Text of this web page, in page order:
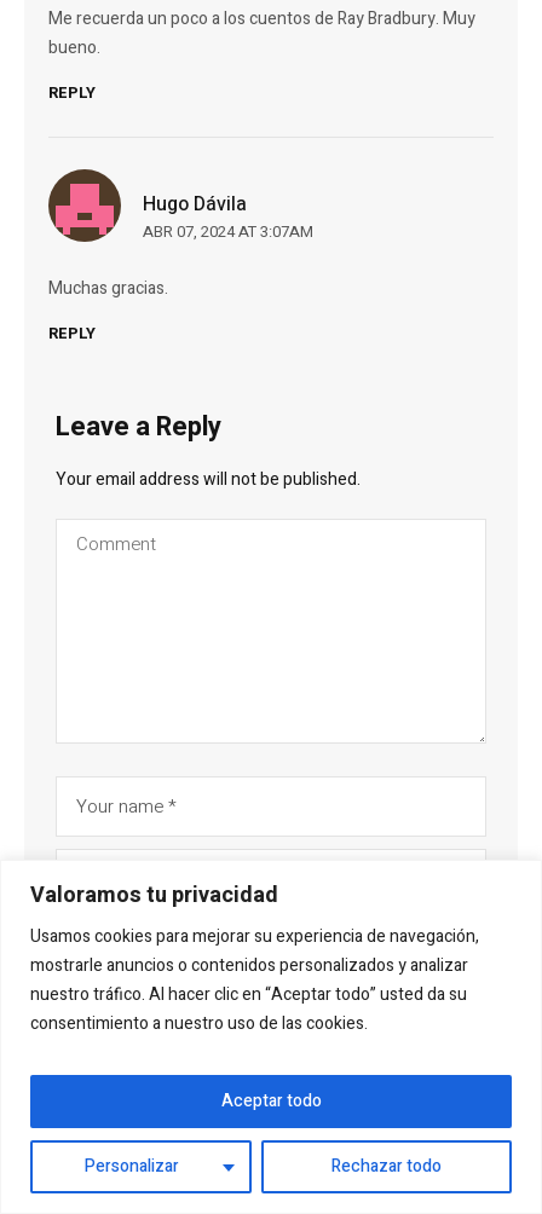
Valoramos tu privacidad
Usamos cookies para mejorar su experiencia de navegación,
mostrarle anuncios o contenidos personalizados y analizar
nuestro tráfico. Al hacer clic en “Aceptar todo” usted da su
consentimiento a nuestro uso de las cookies.
Personalizar Rechazar todo
Aceptar todo
Me recuerda un poco a los cuentos de Ray Bradbury. Muy
bueno.
REPLY
Hugo Dávila
ABR 07, 2024 AT 3:07AM
Muchas gracias.
REPLY
Leave a Reply
Your email address will not be published.
Save my name, email, and website in this browser for
the next time I comment.